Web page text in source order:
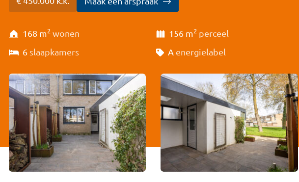
168 m2 wonen 156 m2 perceel
6 slaapkamers A energielabel